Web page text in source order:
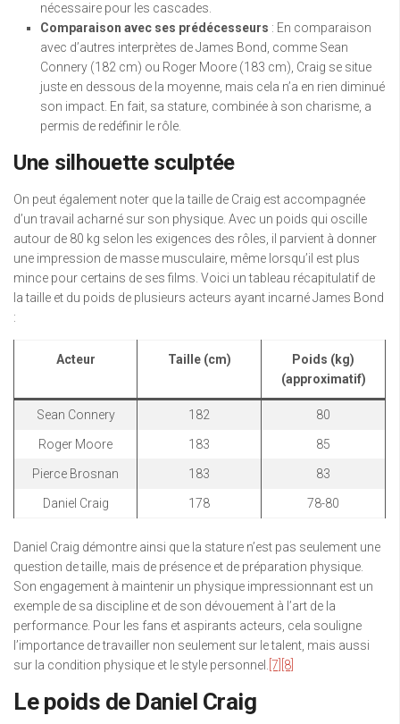
nécessaire pour les cascades.
Comparaison avec ses prédécesseurs : En comparaison
avec d’autres interprètes de James Bond, comme Sean
Connery (182 cm) ou Roger Moore (183 cm), Craig se situe
juste en dessous de la moyenne, mais cela n’a en rien diminué
son impact. En fait, sa stature, combinée à son charisme, a
permis de redéfinir le rôle.
Une silhouette sculptée
On peut également noter que la taille de Craig est accompagnée
d’un travail acharné sur son physique. Avec un poids qui oscille
autour de 80 kg selon les exigences des rôles, il parvient à donner
une impression de masse musculaire, même lorsqu’il est plus
mince pour certains de ses films. Voici un tableau récapitulatif de
la taille et du poids de plusieurs acteurs ayant incarné James Bond
:
Acteur Taille (cm)
Poids (kg)
(approximatif)
Sean Connery 182 80
Roger Moore 183 85
Pierce Brosnan 183 83
Daniel Craig 178 78-80
Daniel Craig démontre ainsi que la stature n’est pas seulement une
question de taille, mais de présence et de préparation physique.
Son engagement à maintenir un physique impressionnant est un
exemple de sa discipline et de son dévouement à l’art de la
performance. Pour les fans et aspirants acteurs, cela souligne
l’importance de travailler non seulement sur le talent, mais aussi
sur la condition physique et le style personnel. [7] [8]
Le poids de Daniel Craig